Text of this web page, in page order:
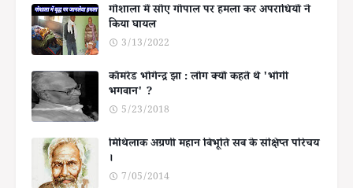
गोशाला में सोए गोपाल पर हमला कर अपराधियों ने
किया घायल
3/13/2022
कॉमरेड भोगेन्द्र झा : लोग क्यों कहते थे 'भोगी
भगवान' ?
5/23/2018
मिथिलाक अग्रणी महान बिभूति सब के संक्षिप्त परिचय
।
7/05/2014